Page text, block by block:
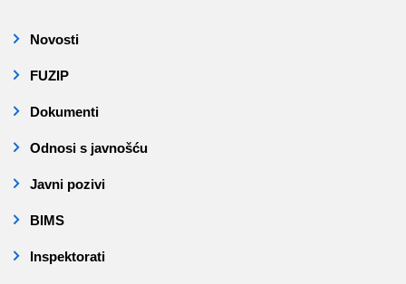
Novosti
FUZIP
Dokumenti
Odnosi s javnošću
Javni pozivi
BIMS
Inspektorati